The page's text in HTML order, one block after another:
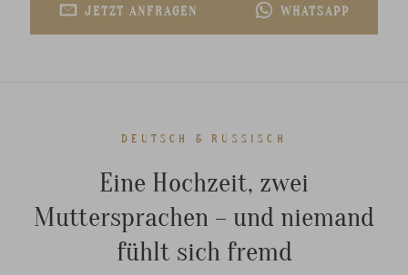
JETZT ANFRAGEN WHATSAPP
DEUTSCH & RUSSISCH
Eine Hochzeit, zwei
Muttersprachen – und niemand
fühlt sich fremd